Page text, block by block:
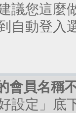
議您這麼
自動登入
會員名稱
設定」底